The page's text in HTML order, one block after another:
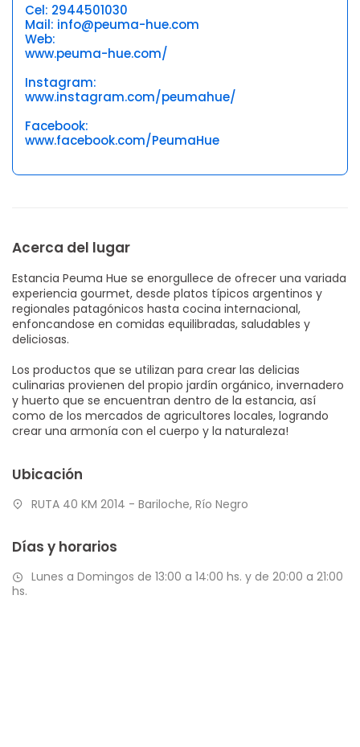
Cel: 2944501030
Mail: info@peuma-hue.com
Web:
www.peuma-hue.com/
Instagram:
www.instagram.com/peumahue/
Facebook:
www.facebook.com/PeumaHue
Acerca del lugar
Estancia Peuma Hue se enorgullece de ofrecer una variada
experiencia gourmet, desde platos típicos argentinos y
regionales patagónicos hasta cocina internacional,
enfoncandose en comidas equilibradas, saludables y
deliciosas.
Los productos que se utilizan para crear las delicias
culinarias provienen del propio jardín orgánico, invernadero
y huerto que se encuentran dentro de la estancia, así
como de los mercados de agricultores locales, logrando
crear una armonía con el cuerpo y la naturaleza!
Ubicación
RUTA 40 KM 2014 - Bariloche, Río Negro
Días y horarios
Lunes a Domingos de 13:00 a 14:00 hs. y de 20:00 a 21:00
hs.